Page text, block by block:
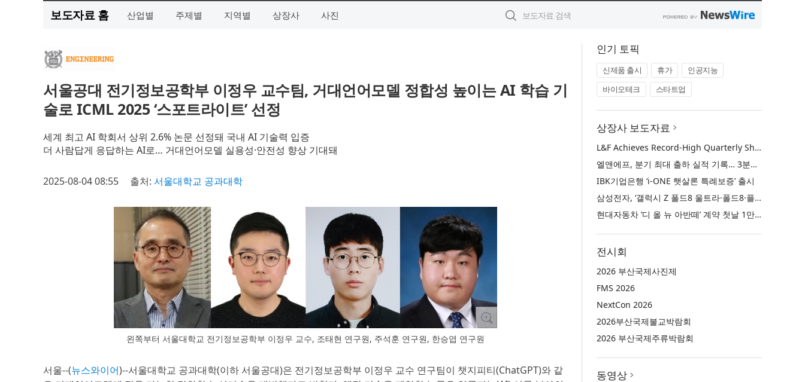
보도자료 홈 산업별 주제별 지역별 상장사 사진
서울공대 전기정보공학부 이정우 교수팀, 거대언어모델 정합성 높이는 AI 학습 기
술로 ICML 2025 ‘스포트라이트’ 선정
세계 최고 AI 학회서 상위 2.6% 논문 선정돼 국내 AI 기술력 입증
더 사람답게 응답하는 AI로… 거대언어모델 실용성·안전성 향상 기대돼
2025-08-04 08:55 출처: 서울대학교 공과대학
왼쪽부터 서울대학교 전기정보공학부 이정우 교수, 조태현 연구원, 주석훈 연구원, 한승엽 연구원
서울--(뉴스와이어)--서울대학교 공과대학(이하 서울공대)은 전기정보공학부 이정우 교수 연구팀이 챗지피티(ChatGPT)와 같
인기 토픽
신제품 출시 휴가
인공지능
바이오테크
스타트업
상장사 보도자료
L&F Achieves Record-High Quarterly Shipments, Begins LFP Supply for North American ESS in Q3 Advancing its Two-Track NCM and LFP Growth Strategy
엘앤에프, 분기 최대 출하 실적 기록… 3분기 북미 ESS향 LFP 공급 착수 NCM+LFP ‘2-Track’ 성장 전략 실현
IBK기업은행 ‘i-ONE 햇살론 특례보증’ 출시
삼성전자, ‘갤럭시 Z 폴드8 울트라·폴드8·플립8’과 ‘갤럭시 워치 울트라2·워치9’ 국내 공식 출시
현대자동차 ‘디 올 뉴 아반떼’ 계약 첫날 1만 대 돌파
전시회
2026 부산국제사진제
FMS 2026
NextCon 2026
2026부산국제불교박람회
2026 부산국제주류박람회
동영상